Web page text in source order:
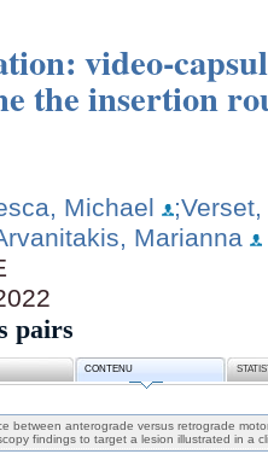
video-
the insertion
Michael
Marianna
pairs
CONTENU
between anterograde versus retrograde
findings to target a lesion illustrated in a